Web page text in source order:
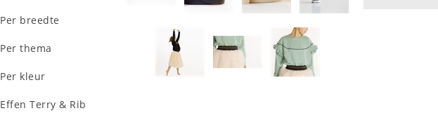
Per breedte
Per thema
Per kleur
Effen Terry & Rib